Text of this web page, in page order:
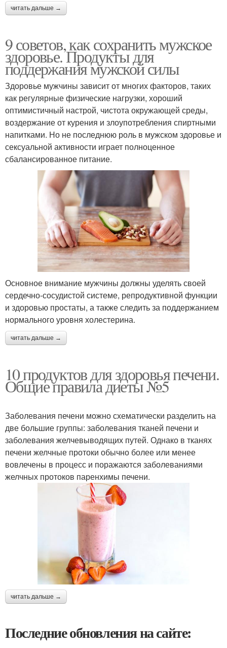
читать дальше →
9 советов, как сохранить мужское
здоровье. Продукты для
поддержания мужской силы
Здоровье мужчины зависит от многих факторов, таких
как регулярные физические нагрузки, хороший
оптимистичный настрой, чистота окружающей среды,
воздержание от курения и злоупотребления спиртными
напитками. Но не последнюю роль в мужском здоровье и
сексуальной активности играет полноценное
сбалансированное питание.
Основное внимание мужчины должны уделять своей
сердечно-сосудистой системе, репродуктивной функции
и здоровью простаты, а также следить за поддержанием
нормального уровня холестерина.
читать дальше →
10 продуктов для здоровья печени.
Общие правила диеты №5
Заболевания печени можно схематически разделить на
две большие группы: заболевания тканей печени и
заболевания желчевыводящих путей. Однако в тканях
печени желчные протоки обычно более или менее
вовлечены в процесс и поражаются заболеваниями
желчных протоков паренхимы печени.
читать дальше →
Последние обновления на сайте: